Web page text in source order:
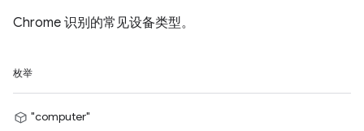
Chrome 识别的常见设备类型。
枚举
"computer"